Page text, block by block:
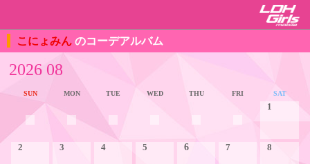
こにょみん のコーデアルバム
2026 08
SUN MON TUE WED THU FRI SAT
1
2 3 4 5 6 7 8